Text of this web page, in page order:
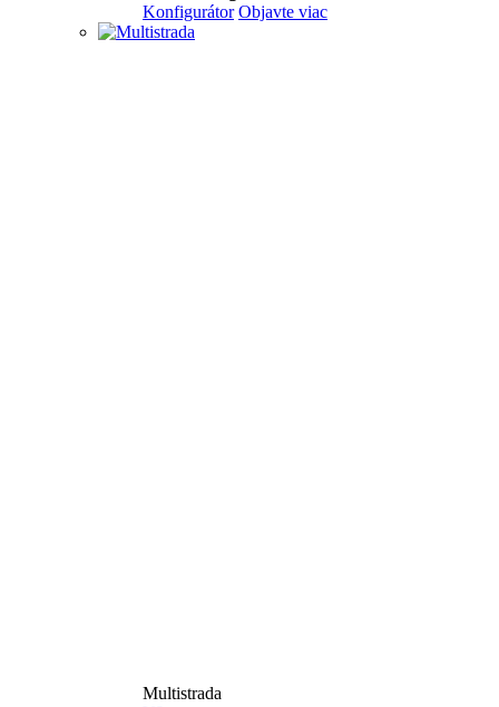
Konfigurátor Objavte viac
Multistrada